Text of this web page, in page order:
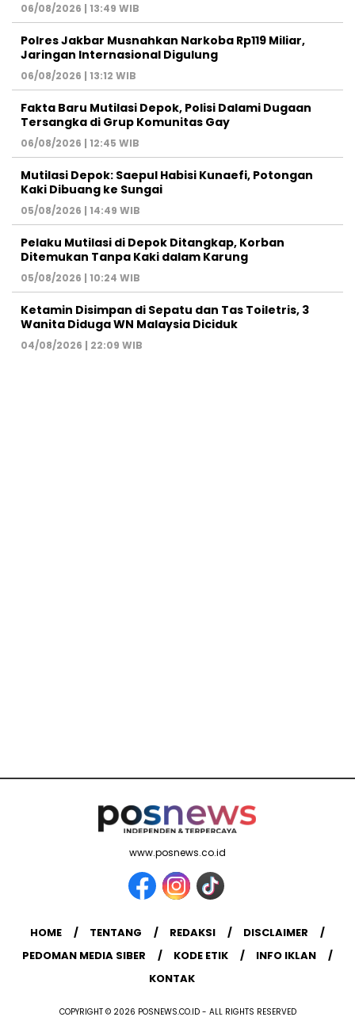
06/08/2026 | 13:49 WIB
Polres Jakbar Musnahkan Narkoba Rp119 Miliar,
Jaringan Internasional Digulung
06/08/2026 | 13:12 WIB
Fakta Baru Mutilasi Depok, Polisi Dalami Dugaan
Tersangka di Grup Komunitas Gay
06/08/2026 | 12:45 WIB
Mutilasi Depok: Saepul Habisi Kunaefi, Potongan
Kaki Dibuang ke Sungai
05/08/2026 | 14:49 WIB
Pelaku Mutilasi di Depok Ditangkap, Korban
Ditemukan Tanpa Kaki dalam Karung
05/08/2026 | 10:24 WIB
Ketamin Disimpan di Sepatu dan Tas Toiletris, 3
Wanita Diduga WN Malaysia Diciduk
04/08/2026 | 22:09 WIB
www.posnews.co.id
HOME TENTANG REDAKSI
DISCLAIMER
PEDOMAN MEDIA SIBER
KODE ETIK
INFO IKLAN
KONTAK
COPYRIGHT © 2026 POSNEWS.CO.ID - ALL RIGHTS RESERVED